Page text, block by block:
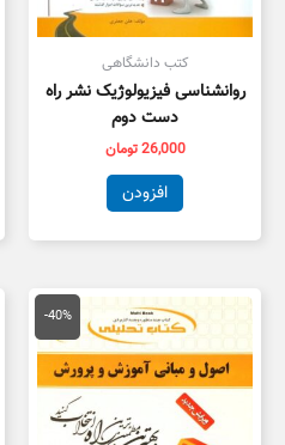
کتب دانشگاهی
روانشناسی فیزیولوژیک نشر راه
دست دوم
26,000تومان
افزودن
-40%
قیمت
اصلی
134,000 تومان
بود.
قیمت
فعلی
است.